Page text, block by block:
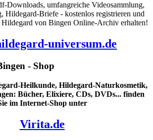
Downloads, umfangreiche Videosammlung,
Hildegard-Briefe - kostenlos registrieren und
Hildegard von Bingen Online-Archiv erhalten!
universum.de
- Shop
Heilkunde, Hildegard-Naturkosmetik,
Bücher, Elixiere, CDs, DVDs... finden
im Internet-Shop unter
Virita.de